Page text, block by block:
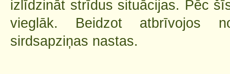
izlīdzināt strīdus situācijas. Pēc
vieglāk. Beidzot atbrīvojos
sirdsapziņas nastas.